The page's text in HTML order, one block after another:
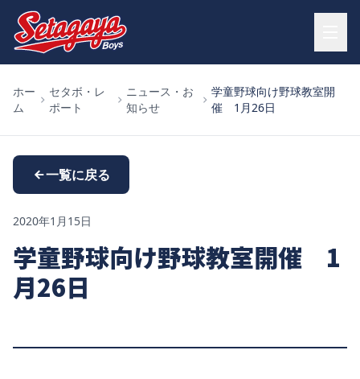
ホー
ム
セタボ・レ
ポート
ニュース・お
知らせ
学童野球向け野球教室開
催 1月26日
一覧に戻る
2020年1月15日
学童野球向け野球教室開催 1
月26日